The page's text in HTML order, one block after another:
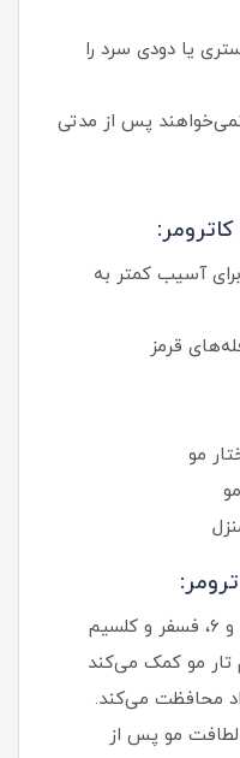
یا دودی سرد را
پس از مدتی
آسیب کمتر به
قرمز
مو
سرشار از امگا ۳ و ۶، فسفر و کلسیم
مو کمک می‌کند
محافظت می‌کند.
مو پس از